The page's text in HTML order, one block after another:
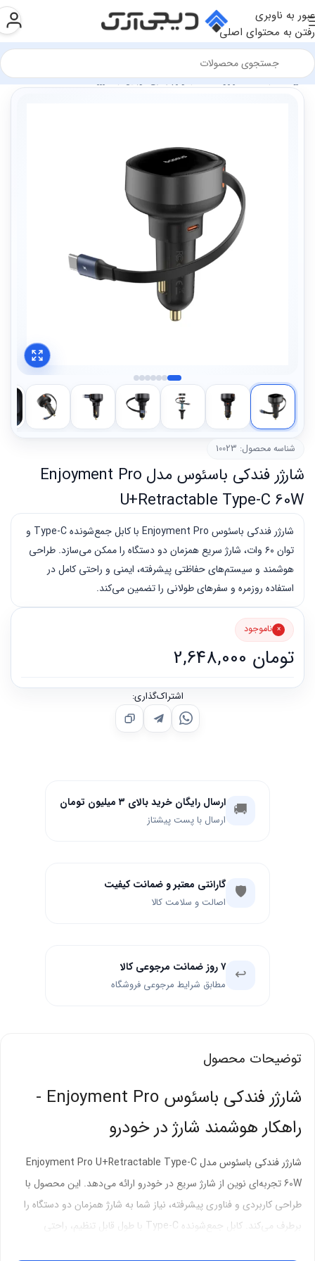
عبور به ناوبری
رفتن به محتوای اصلی
فروشگاه سخت افزار و قطعات لوازم جانبی موبایل شارژر ها
شناسه محصول: 10023
شارژر فندکی باسئوس مدل Enjoyment Pro
U+Retractable Type-C 60W
شارژر فندکی باسئوس Enjoyment Pro با کابل جمع‌شونده Type-C و
توان ۶۰ وات، شارژ سریع همزمان دو دستگاه را ممکن می‌سازد. طراحی
هوشمند و سیستم‌های حفاظتی پیشرفته، ایمنی و راحتی کامل در
استفاده روزمره و سفرهای طولانی را تضمین می‌کند.
تومان
ناموجود
اشتراک‌گذاری:
🚚 ارسال رایگان خرید بالای ۳ میلیون تومان
ارسال با پست پیشتاز
🛡️ گارانتی معتبر و ضمانت کیفیت
اصالت و سلامت کالا
↩️ ۷ روز ضمانت مرجوعی کالا
مطابق شرایط مرجوعی فروشگاه
توضیحات محصول
شارژر فندکی باسئوس Enjoyment Pro -
راهکار هوشمند شارژ در خودرو
شارژر فندکی باسئوس مدل Enjoyment Pro U+Retractable Type-C
60W تجربه‌ای نوین از شارژ سریع در خودرو ارائه می‌دهد. این محصول با
طراحی کاربردی و فناوری پیشرفته، نیاز شما به شارژ همزمان دو دستگاه را
برطرف می‌کند. کابل جمع‌شونده Type-C با طول قابل تنظیم، راحتی